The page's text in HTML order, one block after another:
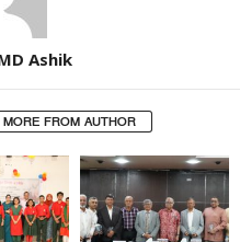
MD Ashik
MORE FROM AUTHOR